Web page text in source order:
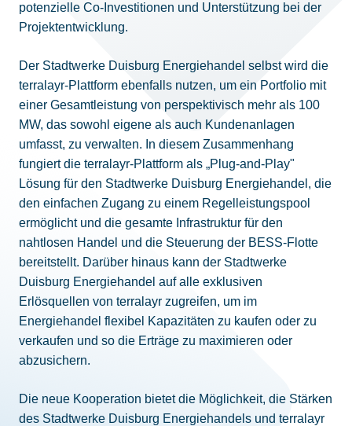
potenzielle Co-Investitionen und Unterstützung bei der
Projektentwicklung.
Der Stadtwerke Duisburg Energiehandel selbst wird die
terralayr-Plattform ebenfalls nutzen, um ein Portfolio mit
einer Gesamtleistung von perspektivisch mehr als 100
MW, das sowohl eigene als auch Kundenanlagen
umfasst, zu verwalten. In diesem Zusammenhang
fungiert die terralayr-Plattform als „Plug-and-Play"
Lösung für den Stadtwerke Duisburg Energiehandel, die
den einfachen Zugang zu einem Regelleistungspool
ermöglicht und die gesamte Infrastruktur für den
nahtlosen Handel und die Steuerung der BESS-Flotte
bereitstellt. Darüber hinaus kann der Stadtwerke
Duisburg Energiehandel auf alle exklusiven
Erlösquellen von terralayr zugreifen, um im
Energiehandel flexibel Kapazitäten zu kaufen oder zu
verkaufen und so die Erträge zu maximieren oder
abzusichern.
Die neue Kooperation bietet die Möglichkeit, die Stärken
des Stadtwerke Duisburg Energiehandels und terralayr